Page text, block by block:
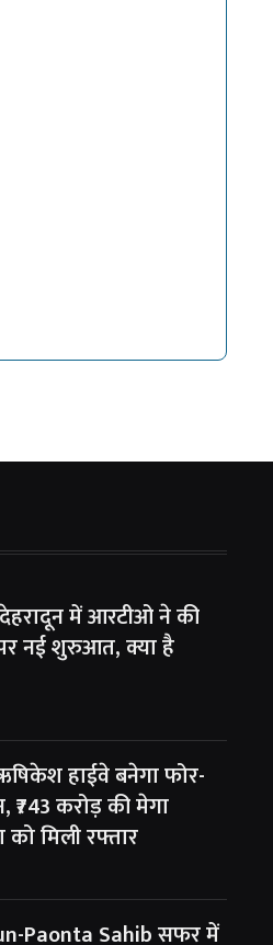
में आरटीओ ने की
नई शुरुआत, क्या है
हाईवे बनेगा फोर-
करोड़ की मेगा
को मिली रफ्तार
Paonta Sahib सफर में